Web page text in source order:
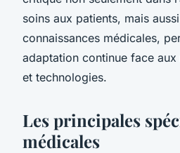
soins aux patients, mais
connaissances médicales,
adaptation continue face
et technologies.
Les principales
médicales